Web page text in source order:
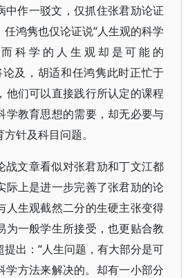
中作一驳文，仅抓住张君劢论证
鸿隽也仅论证说“人生观的科学
科学的人生观却是可能的
及，胡适和任鸿隽此时正忙于
他们可以直接践行所认定的课程
学教育思想的需要，却无必要与
针及科目问题。
战文章看似对张君劢和丁文江都
际上是进一步完善了张君劢的论
人生观截然二分的生硬主张变得
为一般学生所接受，也更贴合教
出：“人生问题，有大部分是可
方法来解决的。却有一小部分